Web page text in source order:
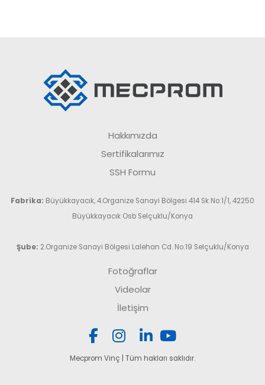
Hakkımızda
Sertifikalarımız
SSH Formu
Fabrika: Büyükkayacık, 4.Organize Sanayi Bölgesi 414 Sk No:1/1, 42250
Büyükkayacık Osb Selçuklu/Konya
Şube: 2.Organize Sanayi Bölgesi Lalehan Cd. No:19 Selçuklu/Konya
Fotoğraflar
Videolar
İletişim
Mecprom Vinç | Tüm hakları saklıdır.